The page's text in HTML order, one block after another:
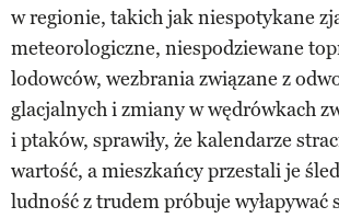
w regionie, takich jak niespotykane
meteorologiczne, niespodziewane
lodowców, wezbrania związane z
glacjalnych i zmiany w wędrówkach
i ptaków, sprawiły, że kalendarze
wartość, a mieszkańcy przestali je
ludność z trudem próbuje wyłapywać